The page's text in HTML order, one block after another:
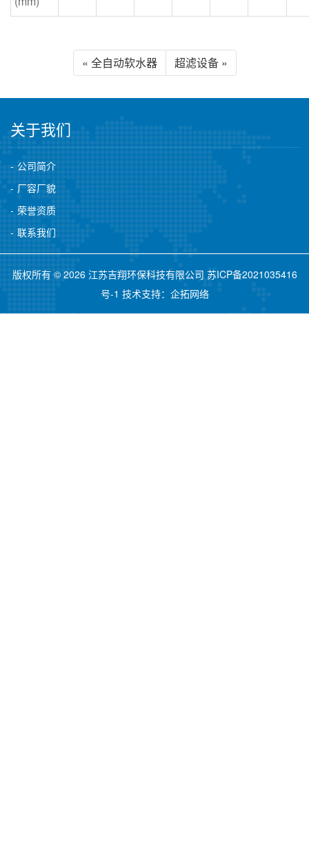
« 全自动软水器 超滤设备 »
关于我们
公司简介
厂容厂貌
荣誉资质
联系我们
版权所有 © 2026 江苏吉翔环保科技有限公司 苏ICP备2021035416
号-1 技术支持： 企拓网络